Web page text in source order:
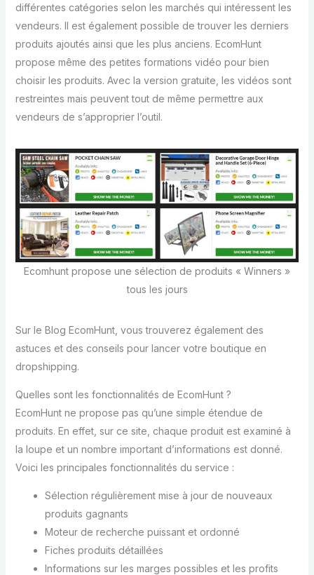
différentes catégories selon les marchés qui intéressent les
vendeurs. Il est également possible de trouver les derniers
produits ajoutés ainsi que les plus anciens. EcomHunt
propose même des petites formations vidéo pour bien
choisir les produits. Avec la version gratuite, les vidéos sont
restreintes mais peuvent tout de même permettre aux
vendeurs de s’approprier l’outil.
Ecomhunt propose une sélection de produits « Winners »
tous les jours
Sur le Blog EcomHunt, vous trouverez également des
astuces et des conseils pour lancer votre boutique en
dropshipping.
Quelles sont les fonctionnalités de EcomHunt ?
EcomHunt ne propose pas qu’une simple étendue de
produits. En effet, sur ce site, chaque produit est examiné à
la loupe et un nombre important d’informations est donné.
Voici les principales fonctionnalités du service :
Sélection régulièrement mise à jour de nouveaux
produits gagnants
Moteur de recherche puissant et ordonné
Fiches produits détaillées
Informations sur les marges possibles et les profits